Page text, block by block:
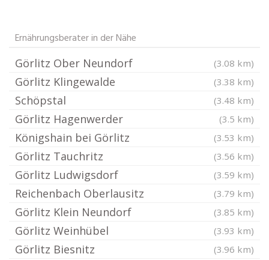
Ernährungsberater in der Nähe
Görlitz Ober Neundorf (3.08 km)
Görlitz Klingewalde (3.38 km)
Schöpstal (3.48 km)
Görlitz Hagenwerder (3.5 km)
Königshain bei Görlitz (3.53 km)
Görlitz Tauchritz (3.56 km)
Görlitz Ludwigsdorf (3.59 km)
Reichenbach Oberlausitz (3.79 km)
Görlitz Klein Neundorf (3.85 km)
Görlitz Weinhübel (3.93 km)
Görlitz Biesnitz (3.96 km)